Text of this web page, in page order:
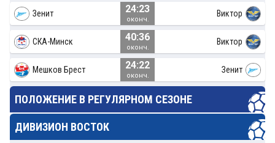
Зенит 24:23
оконч.
Виктор
СКА-Минск 40:36
оконч.
Виктор
Мешков Брест 24:22
оконч.
Зенит
ПОЛОЖЕНИЕ В РЕГУЛЯРНОМ СЕЗОНЕ
ДИВИЗИОН ВОСТОК